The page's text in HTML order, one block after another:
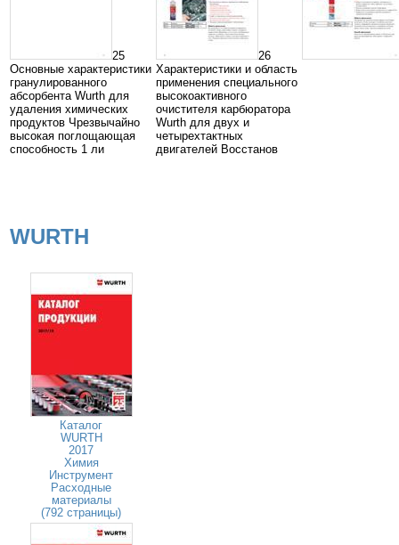
25
Основные характеристики
гранулированного
абсорбента Wurth для
удаления химических
продуктов Чрезвычайно
высокая поглощающая
способность 1 ли
26
Характеристики и область
применения специального
высокоактивного
очистителя карбюратора
Wurth для двух и
четырехтактных
двигателей Восстанов
WURTH
Каталог
WURTH
2017
Химия
Инструмент
Расходные
материалы
(792 страницы)